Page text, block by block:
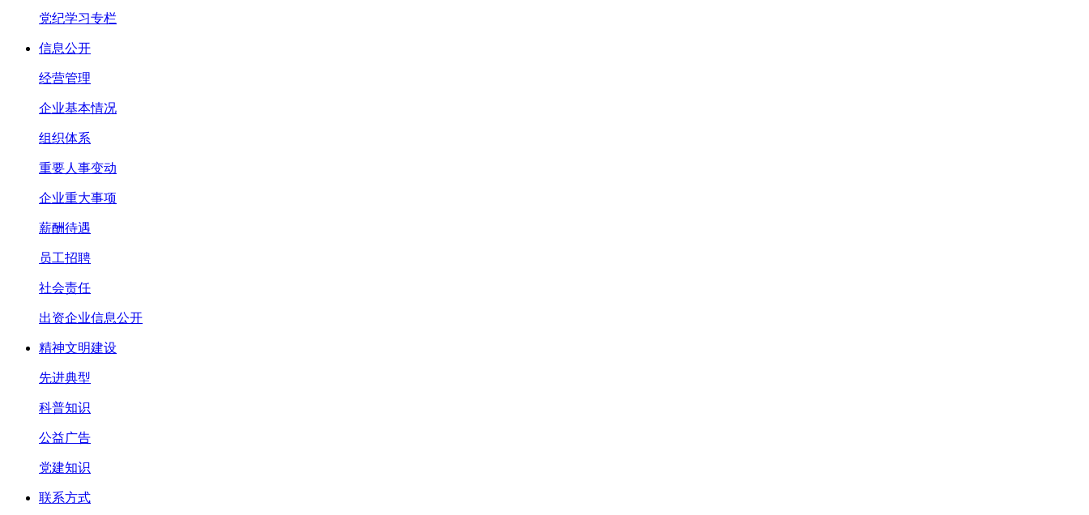
党纪学习专栏
信息公开
经营管理
企业基本情况
组织体系
重要人事变动
企业重大事项
薪酬待遇
员工招聘
社会责任
出资企业信息公开
精神文明建设
先进典型
科普知识
公益广告
党建知识
联系方式